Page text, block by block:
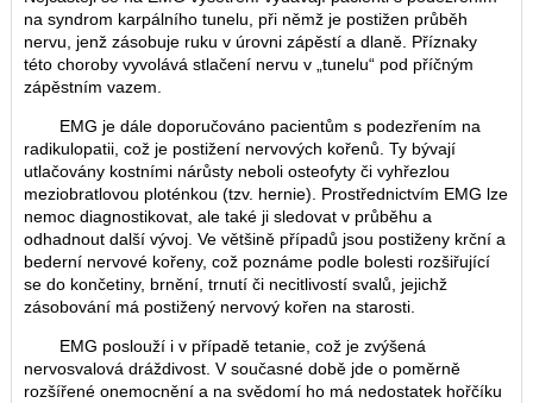
na syndrom karpálního tunelu, při němž je postižen průběh
nervu, jenž zásobuje ruku v úrovni zápěstí a dlaně. Příznaky
této choroby vyvolává stlačení nervu v „tunelu“ pod příčným
zápěstním vazem.
EMG je dále doporučováno pacientům s podezřením na
radikulopatii, což je postižení nervových kořenů. Ty bývají
utlačovány kostními nárůsty neboli osteofyty či vyhřezlou
meziobratlovou ploténkou (tzv. hernie). Prostřednictvím EMG lze
nemoc diagnostikovat, ale také ji sledovat v průběhu a
odhadnout další vývoj. Ve většině případů jsou postiženy krční a
bederní nervové kořeny, což poznáme podle bolesti rozšiřující
se do končetiny, brnění, trnutí či necitlivostí svalů, jejichž
zásobování má postižený nervový kořen na starosti.
EMG poslouží i v případě tetanie, což je zvýšená
nervosvalová dráždivost. V současné době jde o poměrně
rozšířené onemocnění a na svědomí ho má nedostatek hořčíku